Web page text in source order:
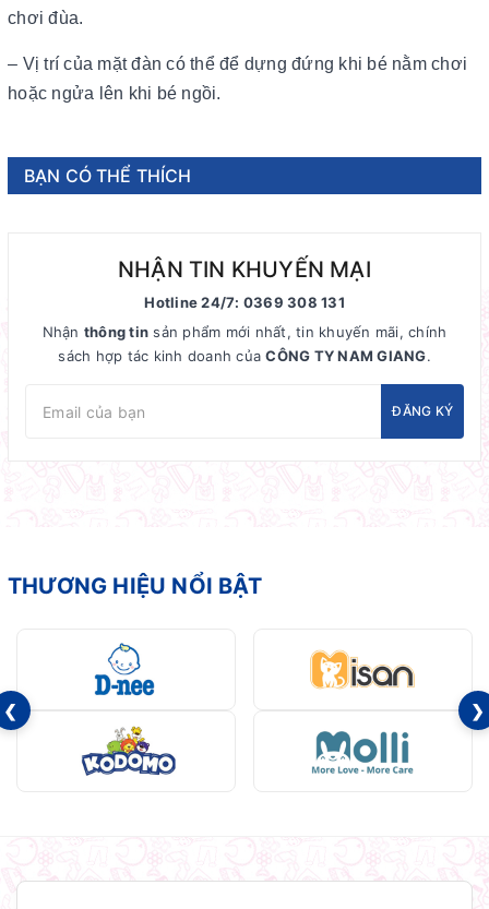
chơi đùa.
– Vị trí của mặt đàn có thể để dựng đứng khi bé nằm chơi
hoặc ngửa lên khi bé ngồi.
BẠN CÓ THỂ THÍCH
NHẬN TIN KHUYẾN MẠI
Hotline 24/7: 0369 308 131
Nhận thông tin sản phẩm mới nhất, tin khuyến mãi, chính
sách hợp tác kinh doanh củaCÔNG TY NAM GIANG.
ĐĂNG KÝ
THƯƠNG HIỆU NỔI BẬT
❮ ❯